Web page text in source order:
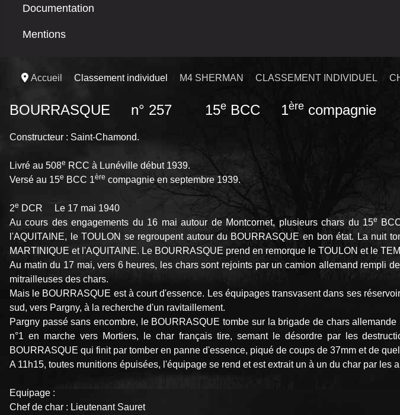
Documentation
Mentions
Accueil Classement individuel M4 SHERMAN CLASSEMENT INDIVIDUEL
BOURRASQUE n° 257 15e BCC 1ère compagnie
Constructeur : Saint-Chamond.
Livré au 508e RCC à Lunéville début 1939.
Versé au 15e BCC 1ère compagnie en septembre 1939.
2e DCR Le 17 mai 1940
Au cours des engagements du 16 mai autour de Montcornet, plusieurs chars du 15e
l'AQUITAINE, le TOULON se regroupent autour du BOURRASQUE en bon état. La nuit
MARTINIQUE et l'AQUITAINE. Le BOURRASQUE prend en remorque le TOULON et le
Au matin du 17 mai, vers 6 heures, les chars sont rejoints par un camion allemand rempli
mitrailleuses des chars.
Mais le BOURRASQUE est à court d'essence. Les équipages transvasent dans ses
sud, vers Pargny, à la recherche d'un ravitaillement.
Pargny passé sans encombre, le BOURRASQUE tombe sur la brigade de chars
n°1 en marche vers Mortiers, le char français tire, semant le désordre par les
BOURRASQUE qui finit par tomber en panne d'essence, piqué de coups de 37mm et de
A 11h15, toutes munitions épuisées, l'équipage se rend et est extrait un à un du char par les
Equipage :
Chef de char : Lieutenant Sauret